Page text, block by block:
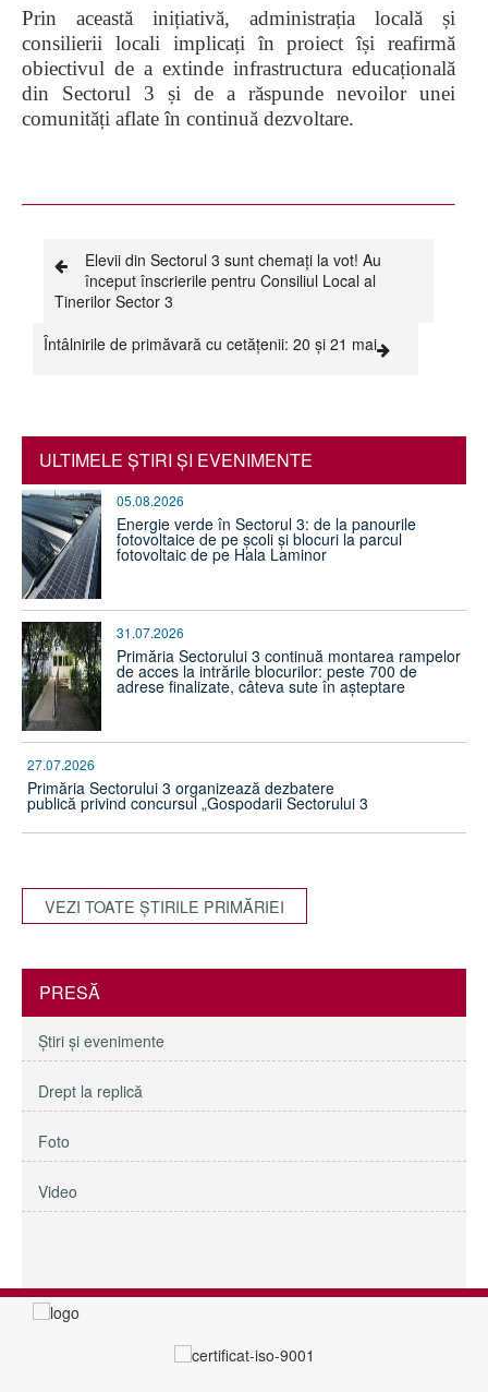
Prin această inițiativă, administrația locală și
consilierii locali implicați în proiect își reafirmă
obiectivul de a extinde infrastructura educațională
din Sectorul 3 și de a răspunde nevoilor unei
comunități aflate în continuă dezvoltare.
Elevii din Sectorul 3 sunt chemați la vot! Au
început înscrierile pentru Consiliul Local al
Tinerilor Sector 3
Întâlnirile de primăvară cu cetățenii: 20 și 21 mai
ULTIMELE ŞTIRI ŞI EVENIMENTE
05.08.2026
Energie verde în Sectorul 3: de la panourile
fotovoltaice de pe școli și blocuri la parcul
fotovoltaic de pe Hala Laminor
31.07.2026
Primăria Sectorului 3 continuă montarea rampelor
de acces la intrările blocurilor: peste 700 de
adrese finalizate, câteva sute în așteptare
27.07.2026
Primăria Sectorului 3 organizează dezbatere
publică privind concursul „Gospodarii Sectorului 3
VEZI TOATE ŞTIRILE PRIMĂRIEI
PRESĂ
Ştiri şi evenimente
Drept la replică
Foto
Video